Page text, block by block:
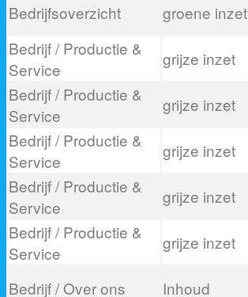
Bedrijfsoverzicht
groene inzet
Bedrijf / Productie &
Service
grijze inzet
Bedrijf / Productie &
Service
grijze inzet
Bedrijf / Productie &
Service
grijze inzet
Bedrijf / Productie &
Service
grijze inzet
Bedrijf / Productie &
Service
grijze inzet
Bedrijf / Over ons Inhoud